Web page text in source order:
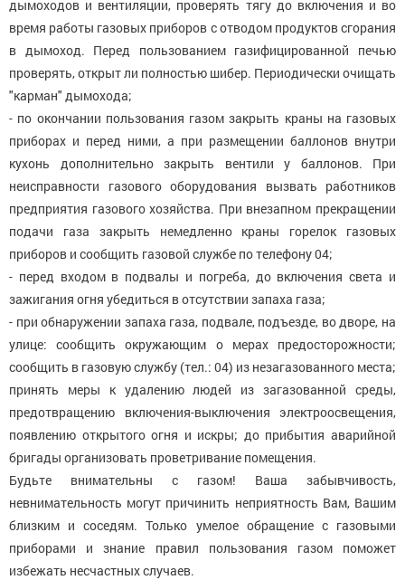
дымоходов и вентиляции, проверять тягу до включения и во
время работы газовых приборов с отводом продуктов сгорания
в дымоход. Перед пользованием газифицированной печью
проверять, открыт ли полностью шибер. Периодически очищать
"карман" дымохода;
- по окончании пользования газом закрыть краны на газовых
приборах и перед ними, а при размещении баллонов внутри
кухонь дополнительно закрыть вентили у баллонов. При
неисправности газового оборудования вызвать работников
предприятия газового хозяйства. При внезапном прекращении
подачи газа закрыть немедленно краны горелок газовых
приборов и сообщить газовой службе по телефону 04;
- перед входом в подвалы и погреба, до включения света и
зажигания огня убедиться в отсутствии запаха газа;
- при обнаружении запаха газа, подвале, подъезде, во дворе, на
улице: сообщить окружающим о мерах предосторожности;
сообщить в газовую службу (тел.: 04) из незагазованного места;
принять меры к удалению людей из загазованной среды,
предотвращению включения-выключения электроосвещения,
появлению открытого огня и искры; до прибытия аварийной
бригады организовать проветривание помещения.
Будьте внимательны с газом! Ваша забывчивость,
невнимательность могут причинить неприятность Вам, Вашим
близким и соседям. Только умелое обращение с газовыми
приборами и знание правил пользования газом поможет
избежать несчастных случаев.